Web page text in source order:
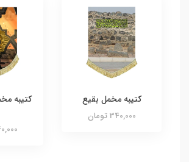
کتیبه مخمل بقیع
340,000 تومان
کتیبه
340,000